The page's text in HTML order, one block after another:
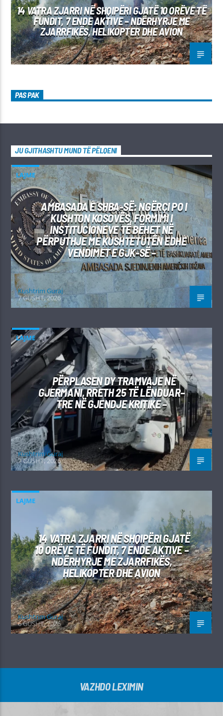
14 VATRA ZJARRI NË SHQIPËRI GJATË 10 ORËVE TË
FUNDIT, 7 ENDE AKTIVE – NDËRHYRJE ME
ZJARRFIKËS, HELIKOPTER DHE AVION
PAS PAK
JU GJITHASHTU MUND TË PËLQENI
LAJME
AMBASADA E SHBA-SË: NGËRÇI PO I
KUSHTON KOSOVËS, FORMIMI I
INSTITUCIONEVE TË BËHET NË
PËRPUTHJE ME KUSHTETUTËN EDHE
VENDIMET E GJK-SË –
Kushtrim Guraj
7 GUSHT, 2026
LAJME
PËRPLASEN DY TRAMVAJE NË
GJERMANI, RRETH 25 TË LËNDUAR–
TRE NË GJENDJE KRITIKE –
Kushtrim Guraj
7 GUSHT, 2026
LAJME
14 VATRA ZJARRI NË SHQIPËRI GJATË
10 ORËVE TË FUNDIT, 7 ENDE AKTIVE –
NDËRHYRJE ME ZJARRFIKËS,
HELIKOPTER DHE AVION
Kushtrim Guraj
6 GUSHT, 2026
VAZHDO LEXIMIN